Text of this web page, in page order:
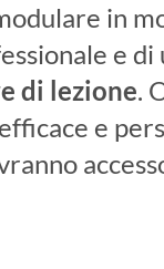
in
e di
di lezione.
e